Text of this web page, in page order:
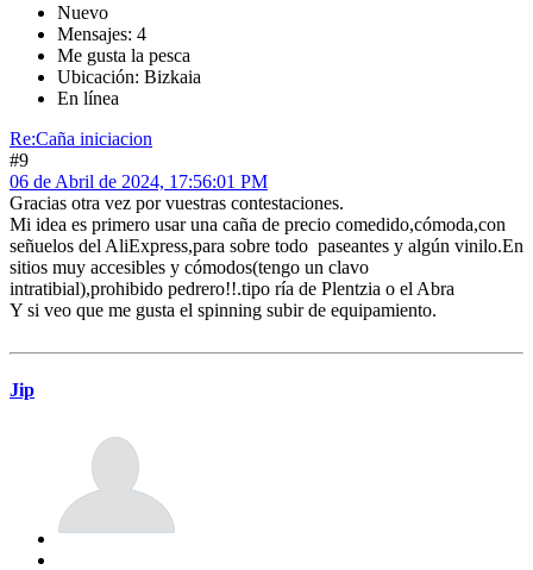
Nuevo
Mensajes: 4
Me gusta la pesca
Ubicación: Bizkaia
En línea
Re:Caña iniciacion
#9
06 de Abril de 2024, 17:56:01 PM
Gracias otra vez por vuestras contestaciones.
Mi idea es primero usar una caña de precio comedido,cómoda,con
señuelos del AliExpress,para sobre todo paseantes y algún vinilo.En
sitios muy accesibles y cómodos(tengo un clavo
intratibial),prohibido pedrero!!.tipo ría de Plentzia o el Abra
Y si veo que me gusta el spinning subir de equipamiento.
Jip